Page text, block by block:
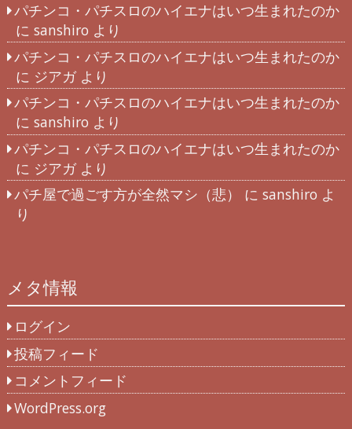
パチンコ・パチスロのハイエナはいつ生まれたのか
に sanshiro より
パチンコ・パチスロのハイエナはいつ生まれたのか
に ジアガより
パチンコ・パチスロのハイエナはいつ生まれたのか
に sanshiro より
パチンコ・パチスロのハイエナはいつ生まれたのか
に ジアガより
パチ屋で過ごす方が全然マシ（悲）
にsanshiro よ
り
メタ情報
ログイン
投稿フィード
コメントフィード
WordPress.org